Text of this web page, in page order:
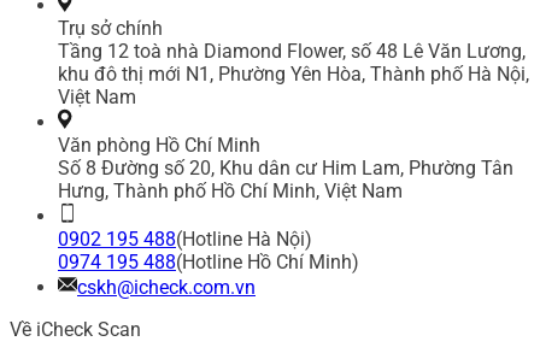
Trụ sở chính
Tầng 12 toà nhà Diamond Flower, số 48 Lê Văn Lương,
khu đô thị mới N1, Phường Yên Hòa, Thành phố Hà Nội,
Việt Nam
Văn phòng Hồ Chí Minh
Số 8 Đường số 20, Khu dân cư Him Lam, Phường Tân
Hưng, Thành phố Hồ Chí Minh, Việt Nam
0902 195 488(Hotline Hà Nội)
0974 195 488(Hotline Hồ Chí Minh)
cskh@icheck.com.vn
Về iCheck Scan